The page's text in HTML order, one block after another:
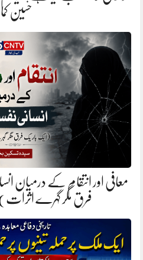
حسین
معافی اور انتقام کے درمیان
فرق مگر گہرے